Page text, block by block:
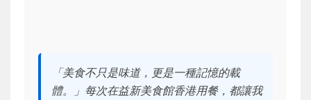
「美食不只是味道，更是一種記憶的載
體。」每次在益新美食館香港用餐，都讓我